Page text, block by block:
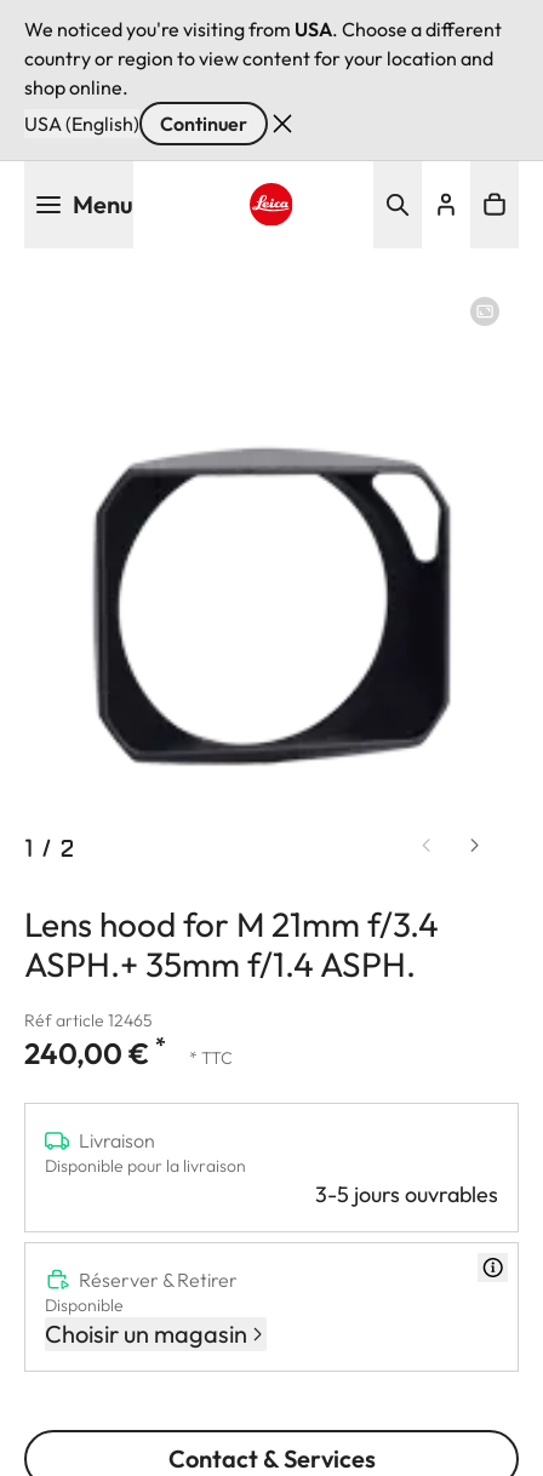
We noticed you're visiting from USA. Choose a different
country or region to view content for your location and
shop online.
USA (English)
Continuer
Menu
1 / 2
Lens hood for M 21mm f/3.4
ASPH.+ 35mm f/1.4 ASPH.
Réf article 12465
240,00 € * * TTC
Livraison
Disponible pour la livraison
3-5 jours ouvrables
Réserver & Retirer
Disponible
Choisir un magasin
Contact & Services